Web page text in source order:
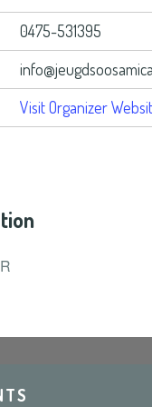
0475-531395
Visit Organizer